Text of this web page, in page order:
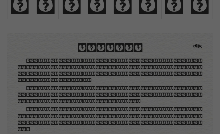
8 9 ! @ # $ , .
木刻创作法·序
地不问东西，凡木刻的图版，向来是画管画，刻管刻，印管印的。中国用得最早，而照例也久经衰
退；清光绪中，英人傅兰雅氏编印《格致汇编》，插图就已非中国刻工所能刻，精细的必需由英国运了
图版来。那就是所谓「木口木刻」，也即「复制木刻」，和用在编给印度人读的英文书，后来也就移给
中国人读的英文书上的插画，是同类的。
那时我还是一个儿童，见了这些图，便震惊于它的精工活泼，当作宝贝看。到近几年，才知道西洋
还有一种由画家一手造成的版画，也就是原画，倘用木版，便叫作「创作木刻」，是艺术家直接的创作
品，毫不假手于刻者和印者的。现在我们所要绍介的，便是这一种。
但是至今没有一本讲说木刻的书，这才是第一本。虽然稍简略，却已经给了读者一个大意。由此发
展下去，路是广大得很。题材会丰富起来的，技艺也会精炼起来的，采取新法，加以中国旧日之所长，
还有开出一条新的路径来的希望。那时作者各将自己的本领和心得，贡献出来，中国的木刻界就会发生
光焰。
(简体)